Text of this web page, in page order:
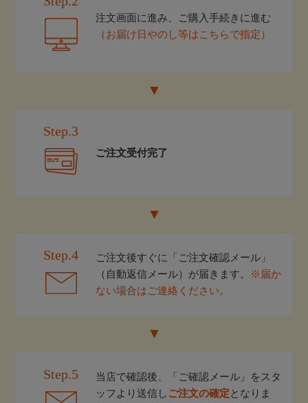
注文画面に進み、ご購入手続きに進む
（お届け日やのし等はこちらで指定）
Step.3
ご注文受付完了
Step.4
ご注文後すぐに「ご注文確認メール」
（自動返信メール）が届きます。
※届か
ない場合はご連絡ください。
Step.5
当店で確認後、「ご確認メール」をスタ
ッフより送信し ご注文の確定となりま